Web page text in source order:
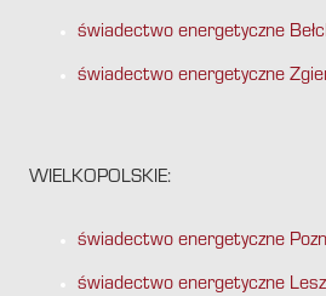
świadectwo energetyczne
świadectwo energetyczne
WIELKOPOLSKIE:
świadectwo energetyczne
świadectwo energetyczne